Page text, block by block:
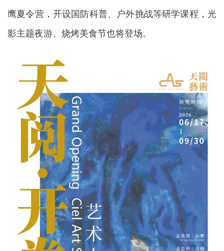
鹰夏令营，开设国防科普、户外挑战等研学课程，光
影主题夜游、烧烤美食节也将登场。